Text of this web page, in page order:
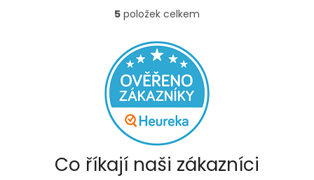
O
l
á
d
a
c
í
p
r
v
k
5 položek celkem
Co říkají naši zákazníci